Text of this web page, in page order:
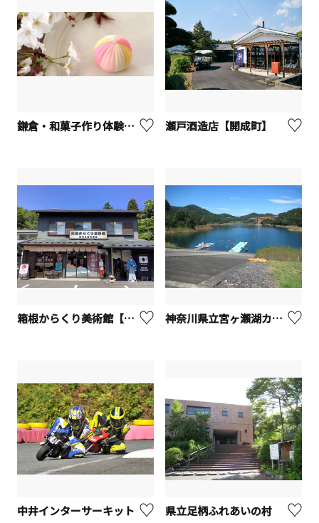
鎌倉・和菓子作り体験「手毬」【鎌倉市】 瀬戸酒造店【開成町】
箱根からくり美術館【箱根町】 神奈川県立宮ヶ瀬湖カヌー場
中井インターサーキット 県立足柄ふれあいの村